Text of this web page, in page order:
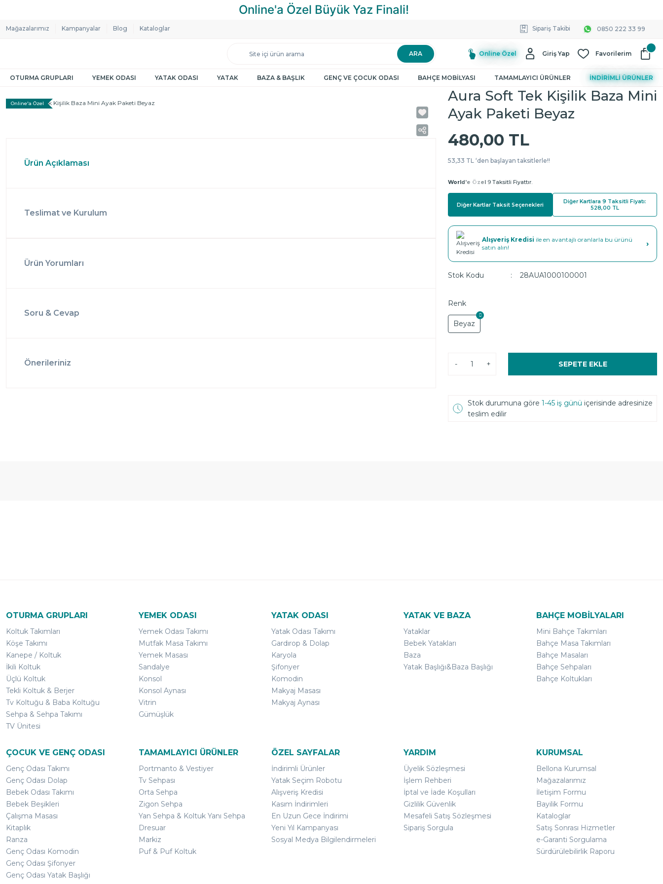
Mağazalarımız Kampanyalar Blog Kataloglar Sipariş Takibi 0850 222 33 99
ARA Online Özel Giriş Yap Favorilerim
OTURMA GRUPLARI YEMEK ODASI YATAK ODASI YATAK BAZA & BAŞLIK GENÇ VE ÇOCUK ODASI BAHÇE MOBİLYASI TAMAMLAYICI ÜRÜNLER İNDİRİMLİ ÜRÜNLER
Online'a Özel
Ürün Açıklaması
Teslimat ve Kurulum
Ürün Yorumları
Soru & Cevap
Önerileriniz
Aura Soft Tek Kişilik Baza Mini
Ayak Paketi Beyaz
480,00 TL
53,33 TL ‘den başlayan taksitlerle!!
World'e Özel 9 Taksitli Fiyattır.
Diğer Kartlar Taksit Seçenekleri
Diğer Kartlara 9 Taksitli Fiyatı:
528,00 TL
Alışveriş Kredisi ile en avantajlı oranlarla bu ürünü
satın alın!
›
Stok Kodu 28AUA1000100001
Renk
Beyaz
- + SEPETE EKLE
Stok durumuna göre 1-45 iş günü içerisinde adresinize
teslim edilir
OTURMA GRUPLARI
Koltuk Takımları
Köşe Takımı
Kanepe / Koltuk
İkili Koltuk
Üçlü Koltuk
Tekli Koltuk & Berjer
Tv Koltuğu & Baba Koltuğu
Sehpa & Sehpa Takımı
TV Ünitesi
YEMEK ODASI
Yemek Odası Takımı
Mutfak Masa Takımı
Yemek Masası
Sandalye
Konsol
Konsol Aynası
Vitrin
Gümüşlük
YATAK ODASI
Yatak Odası Takımı
Gardırop & Dolap
Karyola
Şifonyer
Komodin
Makyaj Masası
Makyaj Aynası
YATAK VE BAZA
Yataklar
Bebek Yatakları
Baza
Yatak Başlığı&Baza Başlığı
BAHÇE MOBİLYALARI
Mini Bahçe Takımları
Bahçe Masa Takımları
Bahçe Masaları
Bahçe Sehpaları
Bahçe Koltukları
ÇOCUK VE GENÇ ODASI
Genç Odası Takımı
Genç Odası Dolap
Bebek Odası Takımı
Bebek Beşikleri
Çalışma Masası
Kitaplık
Ranza
Genç Odası Komodin
Genç Odası Şifonyer
Genç Odası Yatak Başlığı
TAMAMLAYICI ÜRÜNLER
Portmanto & Vestiyer
Tv Sehpası
Orta Sehpa
Zigon Sehpa
Yan Sehpa & Koltuk Yanı Sehpa
Dresuar
Markiz
Puf & Puf Koltuk
ÖZEL SAYFALAR
İndirimli Ürünler
Yatak Seçim Robotu
Alışveriş Kredisi
Kasım İndirimleri
En Uzun Gece İndirimi
Yeni Yıl Kampanyası
Sosyal Medya Bilgilendirmeleri
YARDIM
Üyelik Sözleşmesi
İşlem Rehberi
İptal ve İade Koşulları
Gizlilik Güvenlik
Mesafeli Satış Sözleşmesi
Sipariş Sorgula
KURUMSAL
Bellona Kurumsal
Mağazalarımız
İletişim Formu
Bayilik Formu
Kataloglar
Satış Sonrası Hizmetler
e-Garanti Sorgulama
Sürdürülebilirlik Raporu